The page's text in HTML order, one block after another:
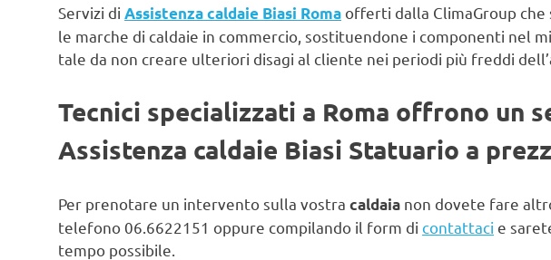
Servizi di Assistenza caldaie Biasi Roma offerti dalla ClimaGroup
le marche di caldaie in commercio, sostituendone i componenti nel
tale da non creare ulteriori disagi al cliente nei periodi più freddi
Tecnici specializzati a Roma offrono un
Assistenza caldaie Biasi Statuario a
Per prenotare un intervento sulla vostra caldaia non dovete fare
telefono 06.6622151 oppure compilando il form di contattaci e
tempo possibile.